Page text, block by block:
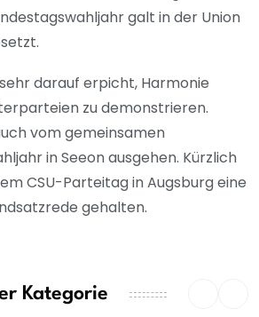
galt in der Union
sehr darauf erpicht, Harmonie
zu demonstrieren.
vom gemeinsamen
in Seeon ausgehen. Kürzlich
CSU-Parteitag in Augsburg eine
gehalten.
Kategorie